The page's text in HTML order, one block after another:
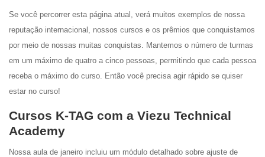
Se você percorrer esta página atual, verá muitos exemplos de nossa
reputação internacional, nossos cursos e os prêmios que conquistamos
por meio de nossas muitas conquistas. Mantemos o número de turmas
em um máximo de quatro a cinco pessoas, permitindo que cada pessoa
receba o máximo do curso. Então você precisa agir rápido se quiser
estar no curso!
Cursos K-TAG com a Viezu Technical
Academy
Nossa aula de janeiro incluiu um módulo detalhado sobre ajuste de